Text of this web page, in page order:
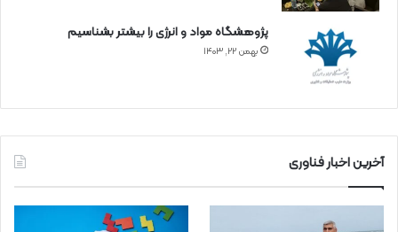
پژوهشگاه مواد و انرژی را بیشتر بشناسیم
بهمن ۲۲, ۱۴۰۳
آخرین اخبار فناوری